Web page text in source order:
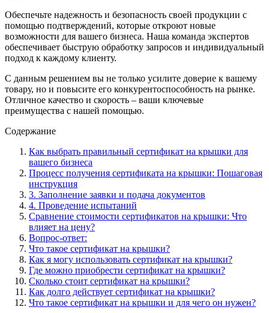
Обеспечьте надежность и безопасность своей продукции с
помощью подтверждений, которые откроют новые
возможности для вашего бизнеса. Наша команда экспертов
обеспечивает быструю обработку запросов и индивидуальный
подход к каждому клиенту.
С данным решением вы не только усилите доверие к вашему
товару, но и повысите его конкурентоспособность на рынке.
Отличное качество и скорость – ваши ключевые
преимущества с нашей помощью.
Содержание
Как выбрать правильный сертификат на крышки для
вашего бизнеса
Процесс получения сертификата на крышки: Пошаговая
инструкция
3. Заполнение заявки и подача документов
4. Проведение испытаний
Сравнение стоимости сертификатов на крышки: Что
влияет на цену?
Вопрос-ответ:
Что такое сертификат на крышки?
Как я могу использовать сертификат на крышки?
Где можно приобрести сертификат на крышки?
Сколько стоит сертификат на крышки?
Как долго действует сертификат на крышки?
Что такое сертификат на крышки и для чего он нужен?